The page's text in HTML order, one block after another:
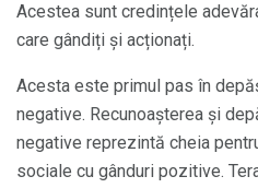
Acestea sunt credințele
care gândiți și acționați.
Acesta este primul pas în
negative. Recunoașterea și
negative reprezintă cheia
sociale cu gânduri pozitive.